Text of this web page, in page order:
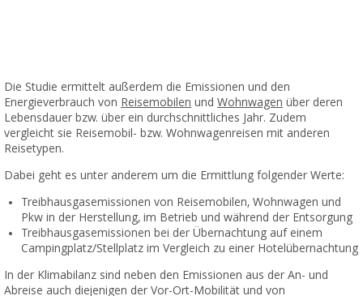
Die Studie ermittelt außerdem die Emissionen und den
Energieverbrauch von Reisemobilen und Wohnwagen über deren
Lebensdauer bzw. über ein durchschnittliches Jahr. Zudem
vergleicht sie Reisemobil- bzw. Wohnwagenreisen mit anderen
Reisetypen.
Dabei geht es unter anderem um die Ermittlung folgender Werte:
Treibhausgasemissionen von Reisemobilen, Wohnwagen und
Pkw in der Herstellung, im Betrieb und während der Entsorgung
Treibhausgasemissionen bei der Übernachtung auf einem
Campingplatz/Stellplatz im Vergleich zu einer Hotelübernachtung
In der Klimabilanz sind neben den Emissionen aus der An- und
Abreise auch diejenigen der Vor-Ort-Mobilität und von